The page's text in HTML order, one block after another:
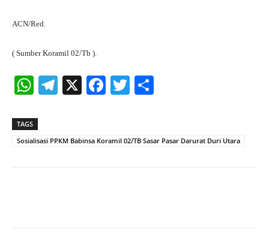
ACN/Red.
( Sumber Koramil 02/Tb ).
W
ts
A
Te
a
X
Fa
ok
T
r
TAGS
Sosialisasi PPKM Babinsa Koramil 02/TB Sasar Pasar Darurat Duri Utara